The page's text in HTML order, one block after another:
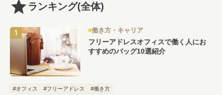
ランキング(全体)
働き方・キャリア
フリーアドレスオフィスで働く人にお
すすめのバッグ10選紹介
#オフィス #フリーアドレス #働き方